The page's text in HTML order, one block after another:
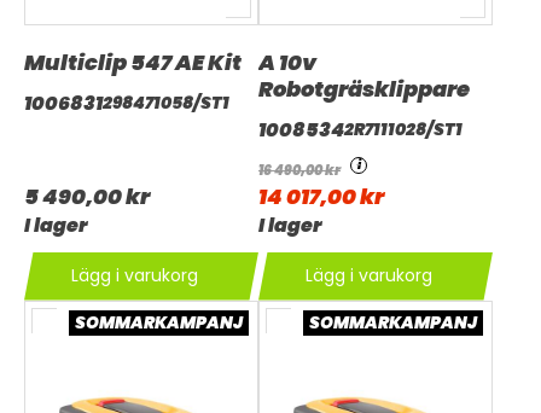
Multiclip 547 AE Kit
1006831298471058/ST1
5 490,00 kr
I lager
Lägg i varukorg
A 10v
Robotgräsklippare
10085342R7111028/ST1
16 490,00 kr i
14 017,00 kr
I lager
Lägg i varukorg
SOMMARKAMPANJ
SOMMARKAMPANJ